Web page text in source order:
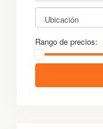
Ubicación
Rango de precios: